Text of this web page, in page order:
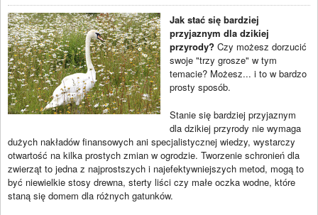
Jak stać się bardziej
przyjaznym dla dzikiej
przyrody? Czy możesz dorzucić
swoje "trzy grosze" w tym
temacie? Możesz... i to w bardzo
prosty sposób.
Stanie się bardziej przyjaznym
dla dzikiej przyrody nie wymaga
dużych nakładów finansowych ani specjalistycznej wiedzy, wystarczy
otwartość na kilka prostych zmian w ogrodzie. Tworzenie schronień dla
zwierząt to jedna z najprostszych i najefektywniejszych metod, mogą to
być niewielkie stosy drewna, sterty liści czy małe oczka wodne, które
staną się domem dla różnych gatunków.